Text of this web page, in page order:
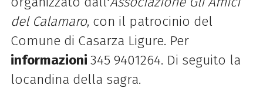
del Calamaro, con il patrocinio del
Comune di Casarza Ligure. Per
informazioni 345 9401264. Di seguito la
locandina della sagra.